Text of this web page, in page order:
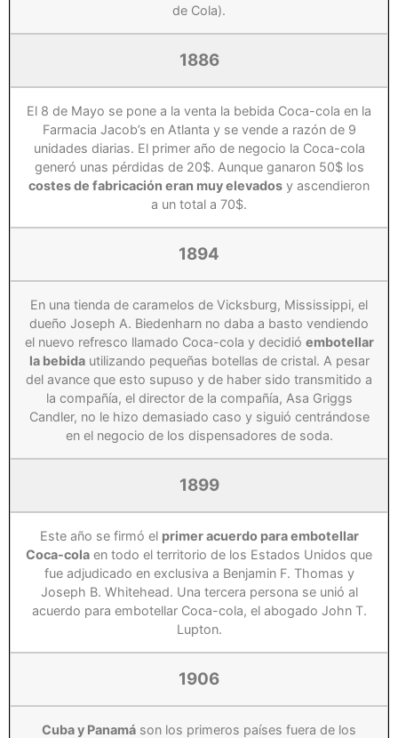
de Cola).
1886
El 8 de Mayo se pone a la venta la bebida Coca-cola en la
Farmacia Jacob’s en Atlanta y se vende a razón de 9
unidades diarias. El primer año de negocio la Coca-cola
generó unas pérdidas de 20$. Aunque ganaron 50$ los
costes de fabricación eran muy elevados y ascendieron
a un total a 70$.
1894
En una tienda de caramelos de Vicksburg, Mississippi, el
dueño Joseph A. Biedenharn no daba a basto vendiendo
el nuevo refresco llamado Coca-cola y decidió embotellar
la bebidautilizando pequeñas botellas de cristal. A pesar
del avance que esto supuso y de haber sido transmitido a
la compañía, el director de la compañía, Asa Griggs
Candler, no le hizo demasiado caso y siguió centrándose
en el negocio de los dispensadores de soda.
1899
Este año se firmó el primer acuerdo para embotellar
Coca-cola en todo el territorio de los Estados Unidos que
fue adjudicado en exclusiva a Benjamin F. Thomas y
Joseph B. Whitehead. Una tercera persona se unió al
acuerdo para embotellar Coca-cola, el abogado John T.
Lupton.
1906
Cuba y Panamá son los primeros países fuera de los